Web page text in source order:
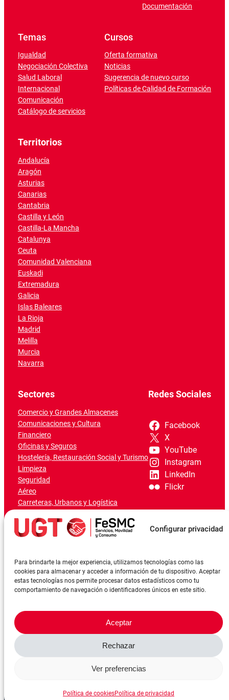
Configurar privacidad
Para brindarte la mejor experiencia, utilizamos tecnologías como las
cookies para almacenar y acceder a información de tu dispositivo. Aceptar
estas tecnologías nos permite procesar datos estadísticos como tu
comportamiento de navegación o identificadores únicos en este sitio.
Aceptar
Rechazar
Ver preferencias
Política de cookiesPolítica de privacidad
Documentación
Temas
Igualdad
Negociación Colectiva
Salud Laboral
Internacional
Comunicación
Catálogo de servicios
Cursos
Oferta formativa
Noticias
Sugerencia de nuevo curso
Políticas de Calidad de Formación
Territorios
Andalucía
Aragón
Asturias
Canarias
Cantabria
Castilla y León
Castilla-La Mancha
Catalunya
Ceuta
Comunidad Valenciana
Euskadi
Extremadura
Galicia
Islas Baleares
La Rioja
Madrid
Melilla
Murcia
Navarra
Sectores
Comercio y Grandes Almacenes
Comunicaciones y Cultura
Financiero
Oficinas y Seguros
Hostelería, Restauración Social y Turismo
Limpieza
Seguridad
Aéreo
Carreteras, Urbanos y Logística
Marítimo-Portuario
Redes Sociales
Facebook
X
YouTube
Instagram
LinkedIn
Flickr
©FeSMCUGT 2024